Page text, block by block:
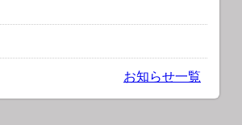
お知らせ一覧